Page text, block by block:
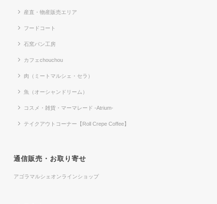
産直・物産販売エリア
フードコート
石窯パン工房
カフェchouchou
肉（ミートマルシェ・セラ）
魚（オーシャンドリーム）
コスメ・雑貨・マーマレード -Atrium-
テイクアウトコーナー【Roll Crepe Coffee】
通信販売・お取り寄せ
アゴラマルシェオンラインショップ